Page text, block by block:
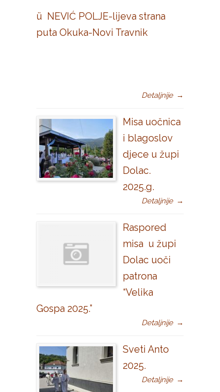
ü NEVIĆ POLJE-lijeva strana
puta Okuka-Novi Travnik
Detaljnije →
Misa uočnica
i blagoslov
djece u župi
Dolac.
2025.g.
Detaljnije →
Raspored
misa u župi
Dolac uoči
patrona
“Velika
Gospa 2025.”
Detaljnije →
Sveti Anto
2025.
Detaljnije →